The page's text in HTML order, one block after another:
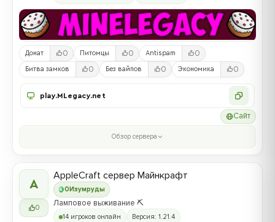
Донат 0 Питомцы 0 Antispam 0
Битва замков 0 Без вайпов 0 Экономика 0
play.MLegacy.net
Сайт
Обзор сервера
A
0
0 Изумруды
AppleCraft сервер Майнкрафт
Ламповое выживание ⛏️
14 игроков онлайн Версия: 1.21.4